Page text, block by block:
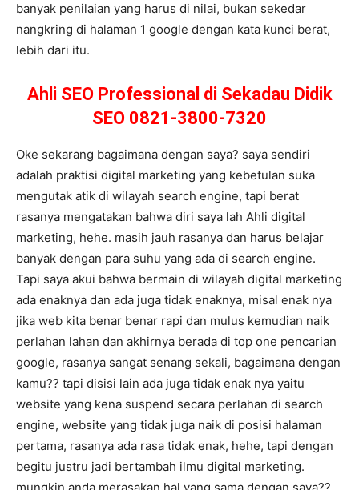
banyak penilaian yang harus di nilai, bukan sekedar
nangkring di halaman 1 google dengan kata kunci berat,
lebih dari itu.
Ahli SEO Professional di Sekadau Didik
SEO 0821-3800-7320
Oke sekarang bagaimana dengan saya? saya sendiri
adalah praktisi digital marketing yang kebetulan suka
mengutak atik di wilayah search engine, tapi berat
rasanya mengatakan bahwa diri saya lah Ahli digital
marketing, hehe. masih jauh rasanya dan harus belajar
banyak dengan para suhu yang ada di search engine.
Tapi saya akui bahwa bermain di wilayah digital marketing
ada enaknya dan ada juga tidak enaknya, misal enak nya
jika web kita benar benar rapi dan mulus kemudian naik
perlahan lahan dan akhirnya berada di top one pencarian
google, rasanya sangat senang sekali, bagaimana dengan
kamu?? tapi disisi lain ada juga tidak enak nya yaitu
website yang kena suspend secara perlahan di search
engine, website yang tidak juga naik di posisi halaman
pertama, rasanya ada rasa tidak enak, hehe, tapi dengan
begitu justru jadi bertambah ilmu digital marketing.